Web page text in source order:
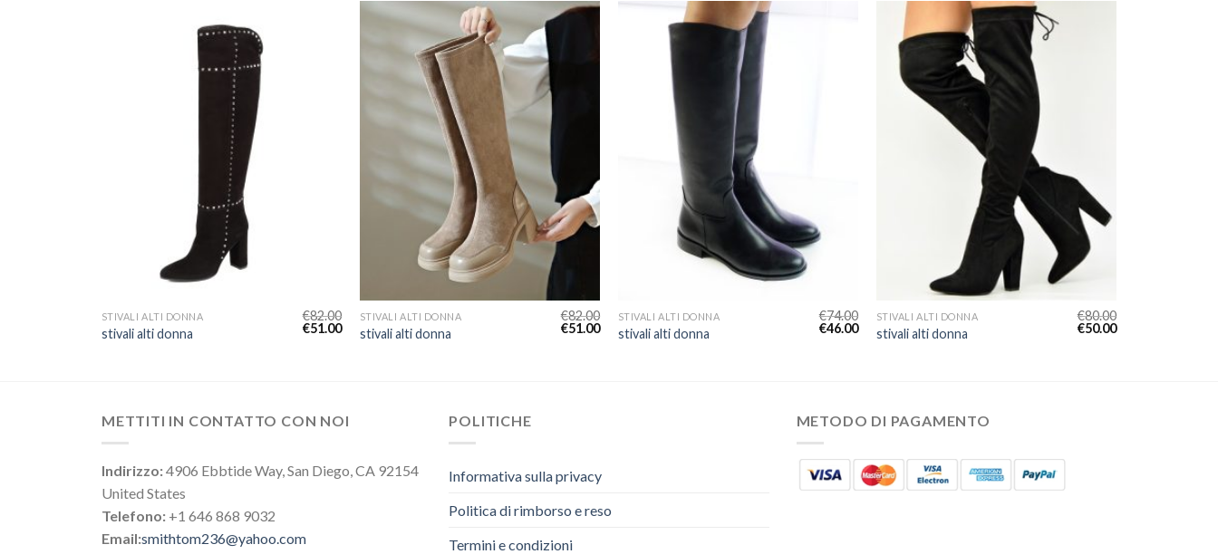
STIVALI ALTI DONNA
stivali alti donna
€82.00
€51.00
STIVALI ALTI DONNA
stivali alti donna
€82.00
€51.00
STIVALI ALTI DONNA
stivali alti donna
€74.00
€46.00
STIVALI ALTI DONNA
stivali alti donna
€80.00
€50.00
METTITI IN CONTATTO CON NOI
Indirizzo:4906 Ebbtide Way, San Diego, CA 92154
United States
Telefono: +1 646 868 9032
Email:smithtom236@yahoo.com
POLITICHE
Informativa sulla privacy
Politica di rimborso e reso
Termini e condizioni
METODO DI PAGAMENTO